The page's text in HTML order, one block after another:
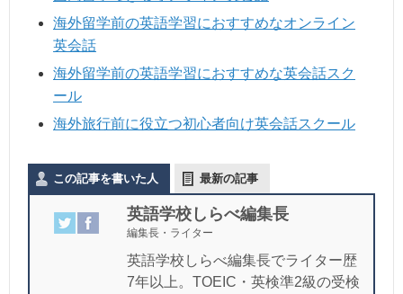
海外留学前の英語学習におすすめなオンライン
英会話
海外留学前の英語学習におすすめな英会話スク
ール
海外旅行前に役立つ初心者向け英会話スクール
この記事を書いた人 最新の記事
英語学校しらべ編集長
編集長・ライター
英語学校しらべ編集長でライター歴
7年以上。TOEIC・英検準2級の受検